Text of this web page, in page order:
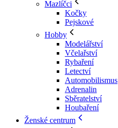
Mazlíčci
Kočky
Pejskové
Hobby
Modelářství
Včelařství
Rybaření
Letectví
Automobilismus
Adrenalin
Sběratelství
Houbaření
Ženské centrum